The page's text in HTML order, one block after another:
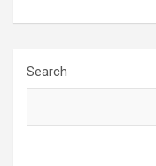
e t
Search